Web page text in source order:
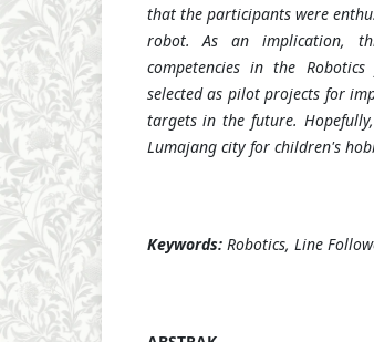
that the participants were
robot. As an implication,
competencies in the
selected as pilot projects for
targets in the future.
Lumajang city for children's
Keywords: Robotics, Line